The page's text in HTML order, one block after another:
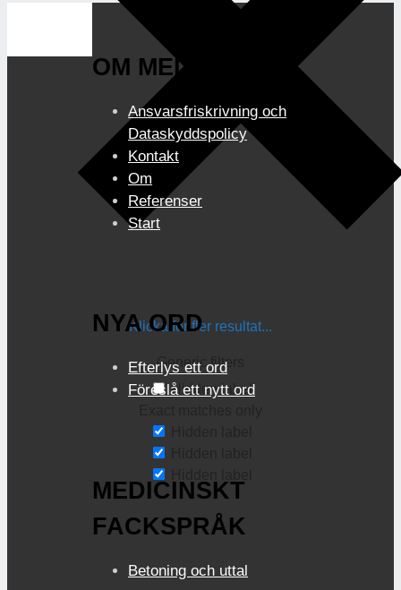
Klicka för fler resultat...
Generic filters
Hidden label
OM MEDIBOK.SE
Ansvarsfriskrivning och
Dataskyddspolicy
Kontakt
Om
Referenser
Start
NYA ORD
Efterlys ett ord
Föreslå ett nytt ord
MEDICINSKT
FACKSPRÅK
Betoning och uttal